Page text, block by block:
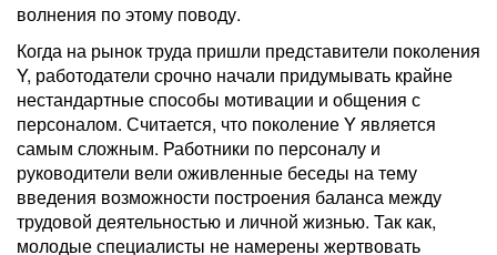
волнения по этому поводу.
Когда на рынок труда пришли представители поколения
Y, работодатели срочно начали придумывать крайне
нестандартные способы мотивации и общения с
персоналом. Считается, что поколение Y является
самым сложным. Работники по персоналу и
руководители вели оживленные беседы на тему
введения возможности построения баланса между
трудовой деятельностью и личной жизнью. Так как,
молодые специалисты не намерены жертвовать